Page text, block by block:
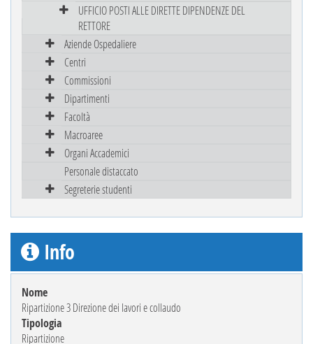
UFFICIO POSTI ALLE DIRETTE DIPENDENZE DEL
RETTORE
Aziende Ospedaliere
Centri
Commissioni
Dipartimenti
Facoltà
Macroaree
Organi Accademici
Personale distaccato
Segreterie studenti
Info
Nome
Ripartizione 3 Direzione dei lavori e collaudo
Tipologia
Ripartizione